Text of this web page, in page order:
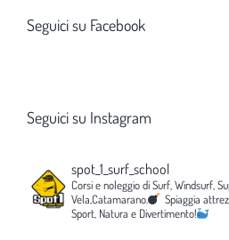
Seguici su Facebook
Seguici su Instagram
spot_1_surf_school
Corsi e noleggio di Surf, Windsurf,
Vela,Catamarano.
Spiaggia
Sport, Natura e Divertimento!